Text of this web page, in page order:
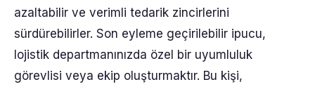
azaltabilir ve verimli tedarik zincirlerini
sürdürebilirler. Son eyleme geçirilebilir ipucu,
lojistik departmanınızda özel bir uyumluluk
görevlisi veya ekip oluşturmaktır. Bu kişi,